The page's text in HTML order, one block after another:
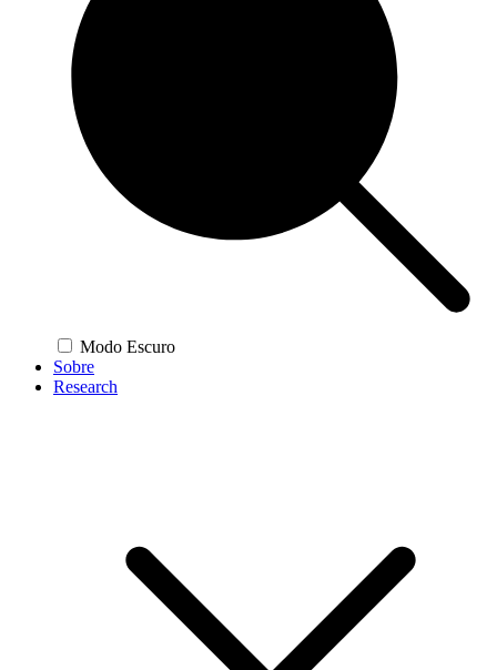
Modo Escuro
Sobre
Research